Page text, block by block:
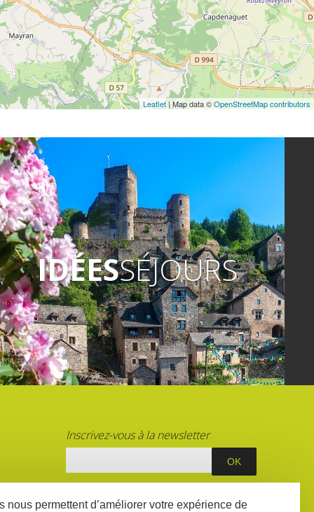
Leaflet | Map data ©OpenStreetMap contributors
IDÉESSÉJOURS
Inscrivez-vous à la newsletter
permettent d’améliorer votre expérience de